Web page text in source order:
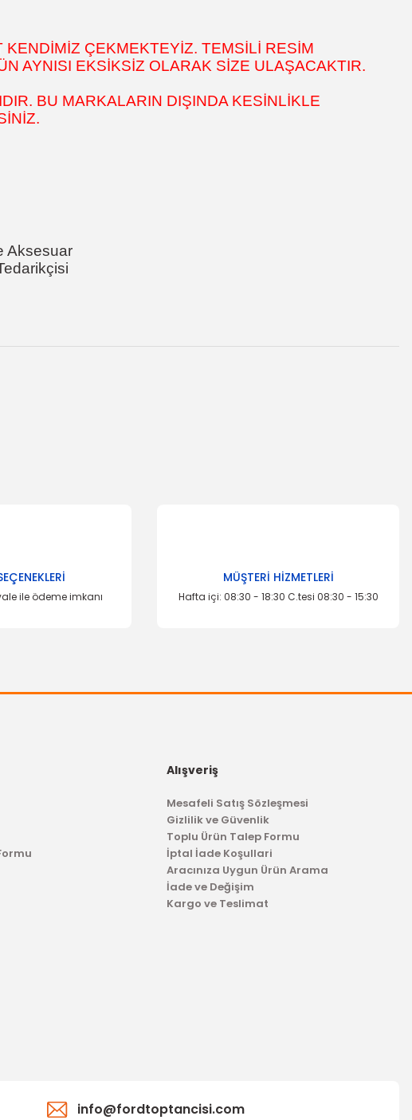
ÇEKMEKTEYİZ. TEMSİLİ RESİM
AYNISI EKSİKSİZ OLARAK SİZE ULAŞACAKTIR.
BU MARKALARIN DIŞINDA KESİNLİKLE
Aksesuar
tarafımıza iletebilirsiniz.
12 15
1.589,04 TL
ile ödeme imkanı
MÜŞTERİ HİZMETLERİ
Hafta içi: 08:30 - 18:30 C.tesi 08:30 - 15:30
Alışveriş
Mesafeli Satış Sözleşmesi
Gizlilik ve Güvenlik
Toplu Ürün Talep Formu
İptal İade Koşullari
Aracınıza Uygun Ürün Arama
İade ve Değişim
Kargo ve Teslimat
info@fordtoptancisi.com